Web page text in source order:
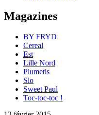
Magazines
BY FRYD
Cereal
Est
Lille Nord
Plumetis
Slo
Sweet Paul
Toc-toc-toc !